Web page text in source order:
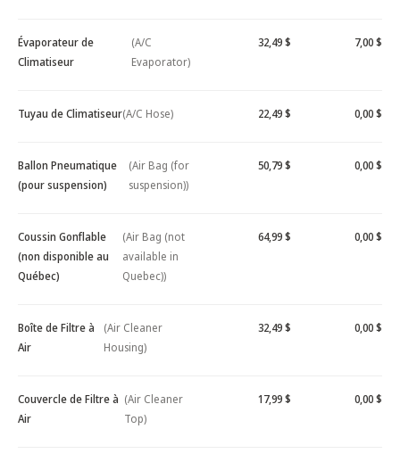
Évaporateur de
Climatiseur
(A/C
Evaporator)
32,49 $ 7,00 $
Tuyau de Climatiseur(A/C Hose) 22,49 $ 0,00 $
Ballon Pneumatique
(pour suspension)
(Air Bag (for
suspension))
50,79 $ 0,00 $
Coussin Gonflable
(non disponible au
Québec)
(Air Bag (not
available in
Quebec))
64,99 $ 0,00 $
Boîte de Filtre à
Air
(Air Cleaner
Housing)
32,49 $ 0,00 $
Couvercle de Filtre à
Air
(Air Cleaner
Top)
17,99 $ 0,00 $